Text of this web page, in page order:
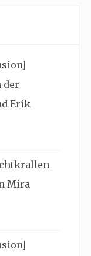
der
Erik
Mira